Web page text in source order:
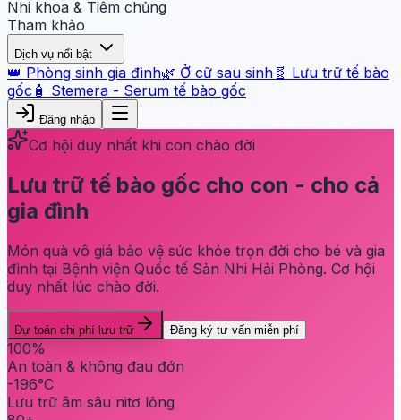
Nhi khoa & Tiêm chủng
Tham khảo
Dịch vụ nổi bật
👑 Phòng sinh gia đình🌿 Ở cữ sau sinh 🧬 Lưu trữ tế bào
gốc 🧴 Stemera - Serum tế bào gốc
Đăng nhập
Cơ hội duy nhất khi con chào đời
Lưu trữ tế bào gốc cho con - cho cả
gia đình
Món quà vô giá bảo vệ sức khỏe trọn đời cho bé và gia
đình tại Bệnh viện Quốc tế Sản Nhi Hải Phòng. Cơ hội
duy nhất lúc chào đời.
Dự toán chi phí lưu trữ Đăng ký tư vấn miễn phí
100%
An toàn & không đau đớn
-196°C
Lưu trữ âm sâu nitơ lỏng